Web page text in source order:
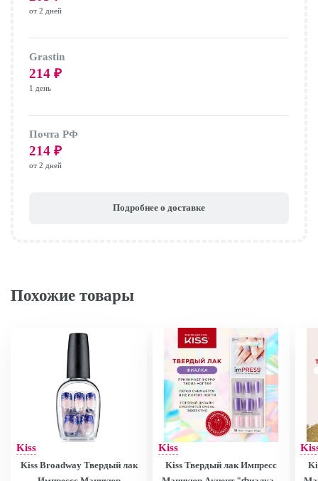
от 2 дней
Grastin
214 ₽
1 день
Почта РФ
214 ₽
от 2 дней
Подробнее о доставке
Похожие товары
Kiss
Kiss Broadway Твердый лак
Kiss
Kiss Твердый лак Импресс